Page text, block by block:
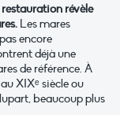
révèle
Les mares
encore
déjà une
de référence. À
XIXᵉ siècle ou
beaucoup plus